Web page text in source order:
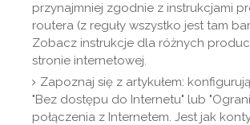
przynajmniej zgodnie z instrukcjami
routera (z reguły wszystko jest tam
Zobacz instrukcje dla różnych
stronie internetowej.
Zapoznaj się z artykułem:
"Bez dostępu do Internetu" lub
połączenia z Internetem. Jest jak